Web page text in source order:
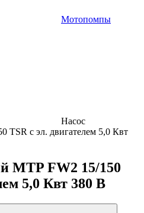
Мотопомпы
Насос
TSR с эл. двигателем 5,0 Квт
MTP FW2 15/150
5,0 Квт 380 В